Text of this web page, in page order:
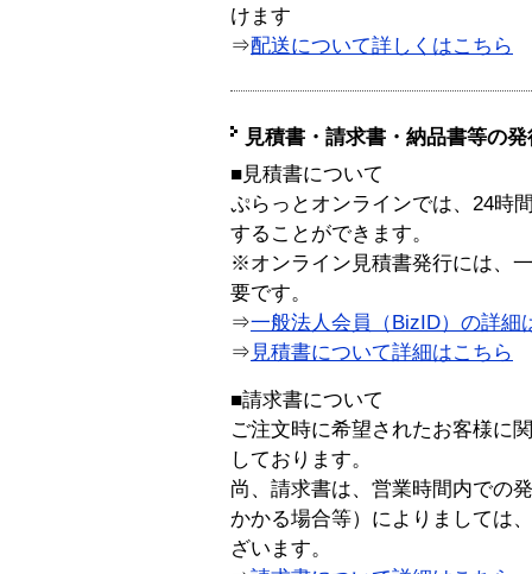
けます
⇒配送について詳しくはこちら
見積書・請求書・納品書等の
■見積書について
ぷらっとオンラインでは、24時
することができます。
※オンライン見積書発行には、
要です。
⇒一般法人会員（BizID）の詳細
⇒ 見積書について詳細はこちら
■請求書について
ご注文時に希望されたお客様に
しております。
尚、請求書は、営業時間内での
かかる場合等）によりましては
ざいます。